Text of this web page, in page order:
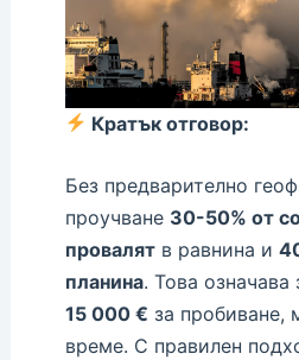
Кратък отговор:
Без предварително
проучване 30-50% от
провалятв равнина и
планина. Това означава
15 000 € за пробиване,
време. С правилен